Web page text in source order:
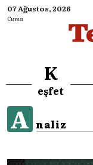
07 Ağustos, 2026
Cuma
K
eşfet
A naliz